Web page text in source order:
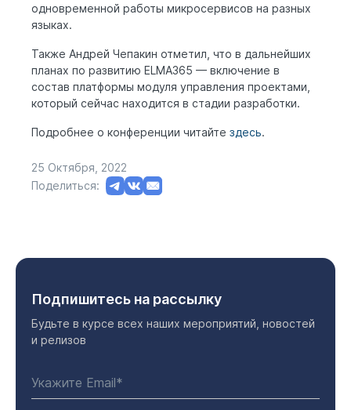
одновременной работы микросервисов на разных
языках.
Также Андрей Чепакин отметил, что в дальнейших
планах по развитию ELMA365 — включение в
состав платформы модуля управления проектами,
который сейчас находится в стадии разработки.
Подробнее о конференции читайте здесь.
25 Октября, 2022
Поделиться:
Подпишитесь на рассылку
Будьте в курсе всех наших мероприятий, новостей
и релизов